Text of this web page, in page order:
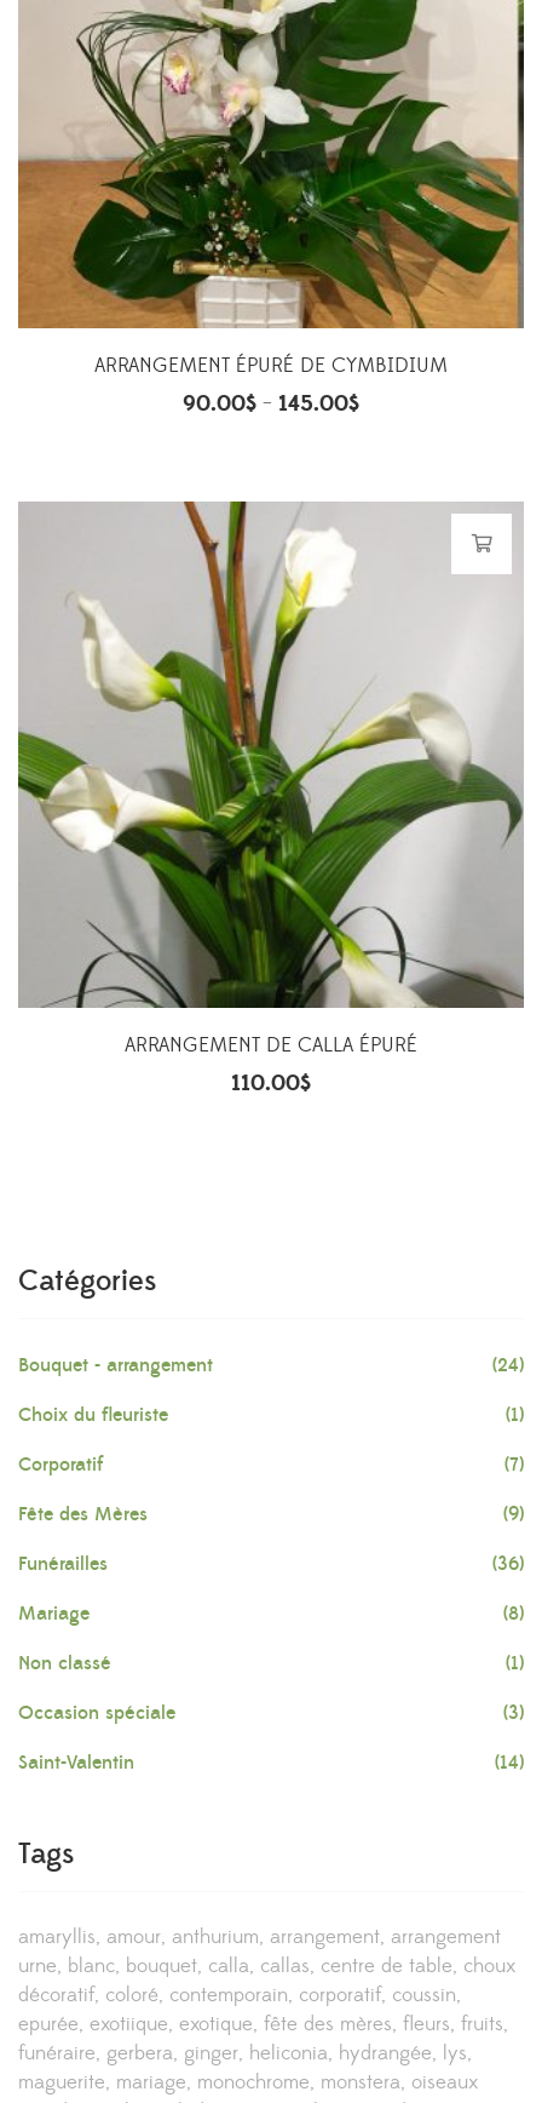
ARRANGEMENT ÉPURÉ DE CYMBIDIUM
90.00$ – 145.00$
ARRANGEMENT DE CALLA ÉPURÉ
110.00$
Catégories
Bouquet - arrangement (24)
Choix du fleuriste (1)
Corporatif (7)
Fête des Mères (9)
Funérailles (36)
Mariage (8)
Non classé (1)
Occasion spéciale (3)
Saint-Valentin (14)
Tags
amaryllis amour anthurium arrangement arrangement
urne blanc bouquet calla callas centre de table choux
décoratif coloré contemporain corporatif coussin
epurée exotiique exotique fête des mères fleurs fruits
funéraire gerbera ginger heliconia hydrangée lys
maguerite mariage monochrome monstera oiseaux